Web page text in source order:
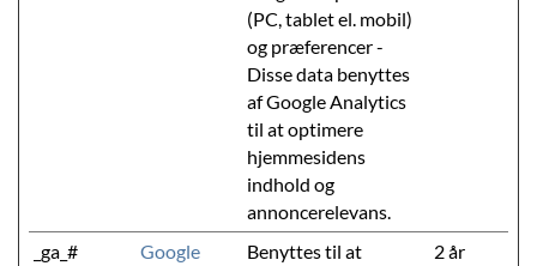
(PC, tablet el. mobil)
og præferencer -
Disse data benyttes
af Google Analytics
til at optimere
hjemmesidens
indhold og
annoncerelevans.
_ga_# Google
Benyttes til at
2 år